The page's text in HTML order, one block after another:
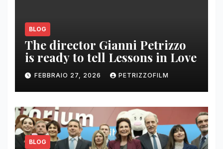
BLOG
The director Gianni Petrizzo
is ready to tell Lessons in Love
FEBBRAIO 27, 2026 PETRIZZOFILM
BLOG